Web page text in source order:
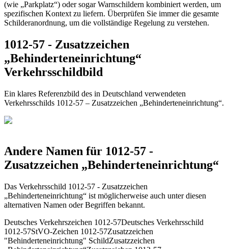
(wie „Parkplatz“) oder sogar Warnschildern kombiniert werden, um
spezifischen Kontext zu liefern. Überprüfen Sie immer die gesamte
Schilderanordnung, um die vollständige Regelung zu verstehen.
1012-57 - Zusatzzeichen
„Behinderteneinrichtung“
Verkehrsschildbild
Ein klares Referenzbild des in Deutschland verwendeten
Verkehrsschilds 1012-57 – Zusatzzeichen „Behinderteneinrichtung“.
Andere Namen für 1012-57 -
Zusatzzeichen „Behinderteneinrichtung“
Das Verkehrsschild 1012-57 - Zusatzzeichen
„Behinderteneinrichtung“ ist möglicherweise auch unter diesen
alternativen Namen oder Begriffen bekannt.
Deutsches Verkehrszeichen 1012-57Deutsches Verkehrsschild
1012-57StVO-Zeichen 1012-57Zusatzzeichen
"Behinderteneinrichtung" SchildZusatzzeichen